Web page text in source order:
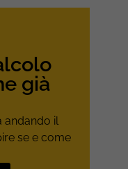
già
andando il
se e come